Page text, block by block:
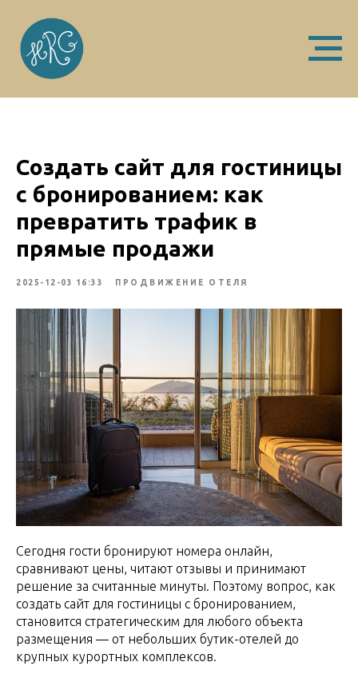
Создать сайт для гостиницы
с бронированием: как
превратить трафик в
прямые продажи
2025-12-03 16:33 ПРОДВИЖЕНИЕ ОТЕЛЯ
Сегодня гости бронируют номера онлайн,
сравнивают цены, читают отзывы и принимают
решение за считанные минуты. Поэтому вопрос, как
создать сайт для гостиницы с бронированием,
становится стратегическим для любого объекта
размещения — от небольших бутик-отелей до
крупных курортных комплексов.